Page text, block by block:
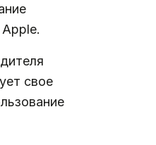
свое